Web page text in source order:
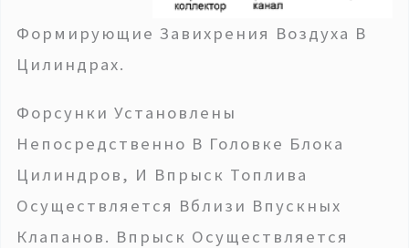
Формирующие Завихрения Воздуха В
Цилиндрах.
Форсунки Установлены
Непосредственно В Головке Блока
Цилиндров, И Впрыск Топлива
Осуществляется Вблизи Впускных
Клапанов. Впрыск Осуществляется